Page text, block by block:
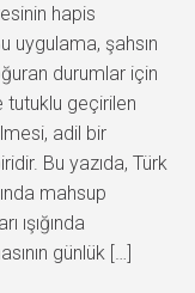
hapis
uygulama, şahsın
durumlar için
tutuklu geçirilen
adil bir
Bu yazıda, Türk
mahsup
ışığında
günlük […]